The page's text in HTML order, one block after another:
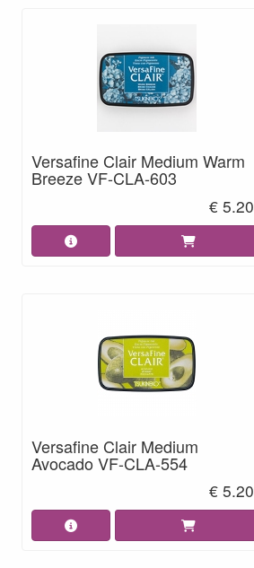
Versafine Clair Medium Warm
Breeze VF-CLA-603
€ 5.20
Versafine Clair Medium
Avocado VF-CLA-554
€ 5.20